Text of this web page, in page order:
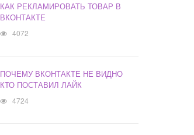
КАК РЕКЛАМИРОВАТЬ ТОВАР В
ВКОНТАКТЕ
4072
ПОЧЕМУ ВКОНТАКТЕ НЕ ВИДНО
КТО ПОСТАВИЛ ЛАЙК
4724